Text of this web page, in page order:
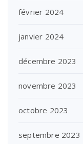
février 2024
janvier 2024
décembre 2023
novembre 2023
octobre 2023
septembre 2023